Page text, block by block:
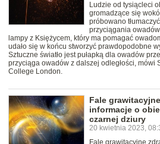
Ludzie od tysiącleci
gromadzące się
próbowano
przyciągania
lampy z Księżycem, który ma pomagać
udało się w końcu stworzyć prawdopodobne
Sztuczne światło jest pułapką dla owadów
przyciąga owadów z dalszej odległości, mówi
College London.
Fale
informacje o
czarnej dziury
20 kwietnia 2023,